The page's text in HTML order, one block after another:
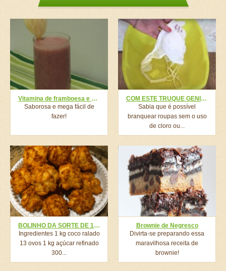
Vitamina de framboesa e abacaxi com Ades
Saborosa e mega fácil de
fazer!
COM ESTE TRUQUE GENIAL, SUA ROUPA VOLTARÁ A SER BRANCA COMO SAIU DA LOJA!
Sabia que é possível
branquear roupas sem o uso
de cloro ou...
BOLINHO DA SORTE DE 15 MINUTINHOS, É A COISA MAIS DELICIOSA QUE VOCÊ VAI COMER NA VIDA!
Ingredientes 1 kg coco ralado
13 ovos 1 kg açúcar refinado
300...
Brownie de Negresco
Divirta-se preparando essa
maravilhosa receita de
brownie!